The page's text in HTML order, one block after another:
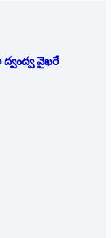
వైఖరే